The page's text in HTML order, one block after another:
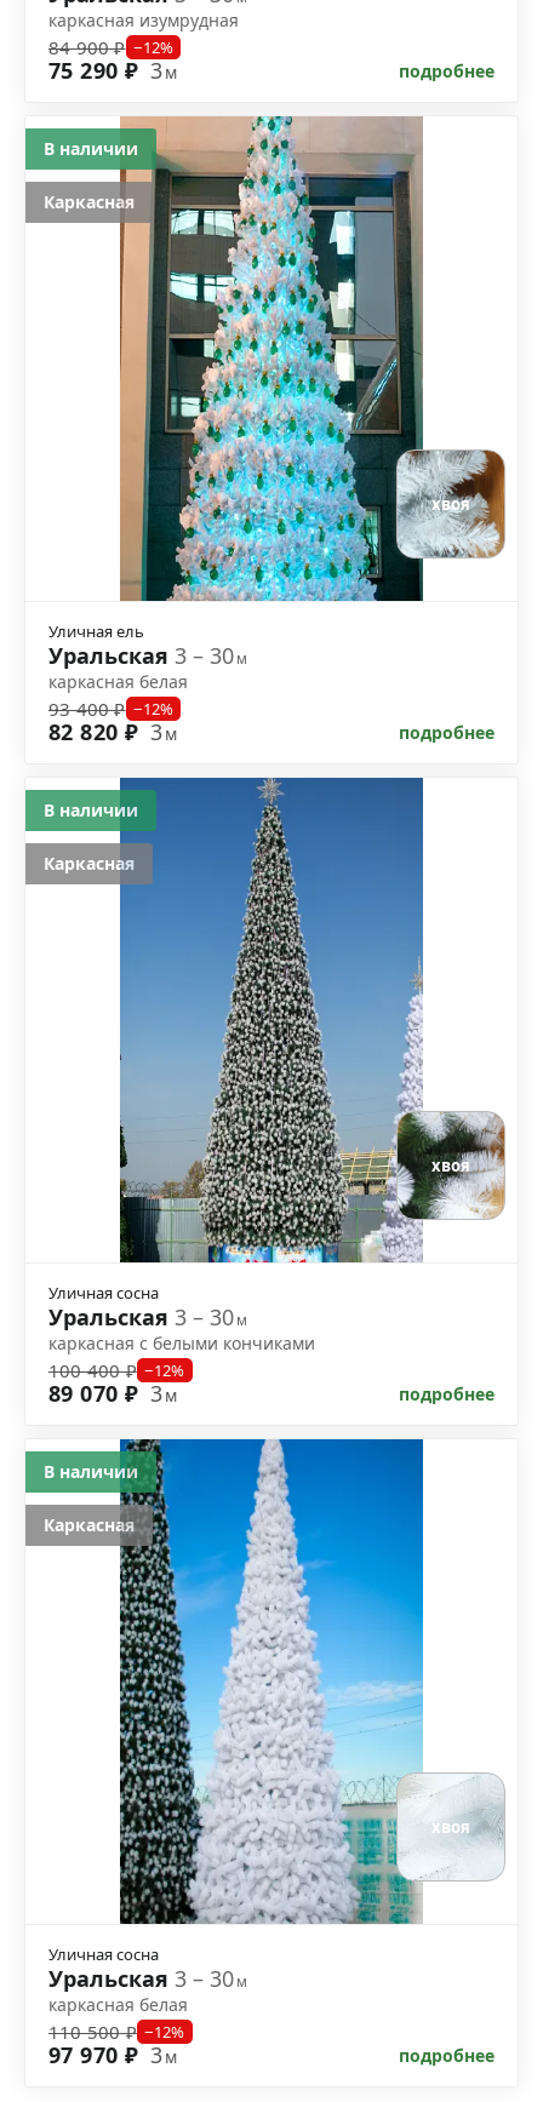
каркасная изумрудная
84 900 ₽ −12%
75 290 ₽ 3м подробнее
хвоя
Уличная ель
Уральская 3 – 30м
каркасная белая
93 400 ₽ −12%
82 820 ₽ 3м подробнее
В наличии
Каркасная
хвоя
Уличная сосна
Уральская 3 – 30м
каркасная с белыми кончиками
100 400 ₽ −12%
89 070 ₽ 3м подробнее
В наличии
Каркасная
хвоя
Уличная сосна
Уральская 3 – 30м
каркасная белая
110 500 ₽ −12%
97 970 ₽ 3м подробнее
В наличии
Каркасная